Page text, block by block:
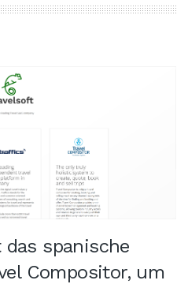
spanische
Compositor, um